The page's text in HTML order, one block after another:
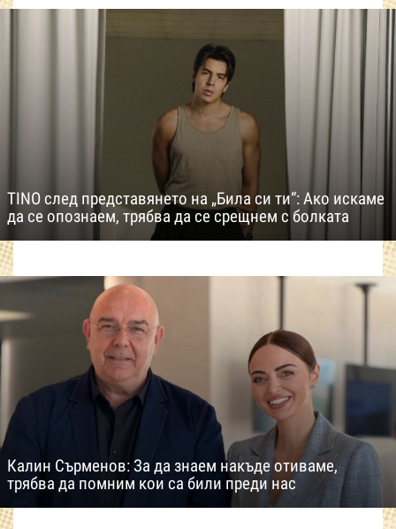
TINO след представянето на „Била си ти“: Ако искаме
да се опознаем, трябва да се срещнем с болката
Калин Сърменов: За да знаем накъде отиваме,
трябва да помним кои са били преди нас